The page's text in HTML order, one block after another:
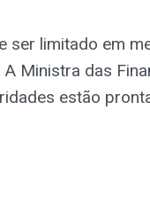
ser limitado em
Ministra das
estão